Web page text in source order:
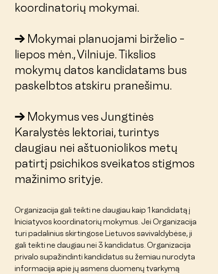
koordinatorių mokymai.
Mokymai planuojami birželio -
liepos mėn., Vilniuje. Tikslios
mokymų datos kandidatams bus
paskelbtos atskiru pranešimu.
Mokymus ves Jungtinės
Karalystės lektoriai, turintys
daugiau nei aštuoniolikos metų
patirtį psichikos sveikatos stigmos
mažinimo srityje.
Organizacija gali teikti ne daugiau kaip 1 kandidatą į
Iniciatyvos koordinatorių mokymus. Jei Organizacija
turi padalinius skirtingose Lietuvos savivaldybėse, ji
gali teikti ne daugiau nei 3 kandidatus. Organizacija
privalo supažindinti kandidatus su žemiau nurodyta
informacija apie jų asmens duomenų tvarkymą